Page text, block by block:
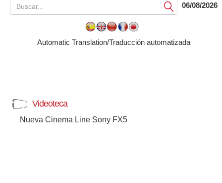
Submit06/08/2026
Automatic Translation/Traducción automatizada
Videoteca
Nueva Cinema Line Sony FX5